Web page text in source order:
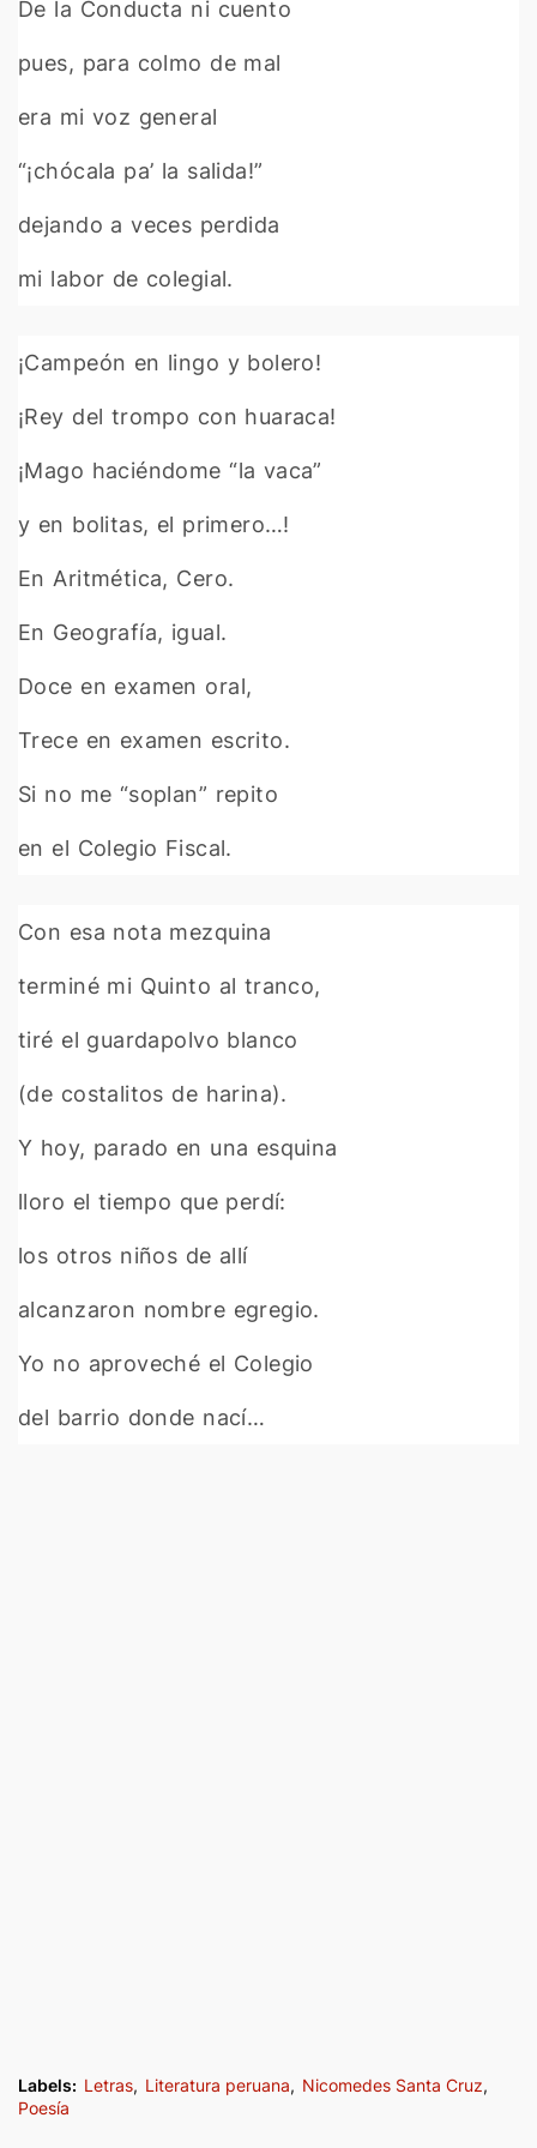
De la Conducta ni cuento
pues, para colmo de mal
era mi voz general
“¡chócala pa’ la salida!”
dejando a veces perdida
mi labor de colegial.
¡Campeón en lingo y bolero!
¡Rey del trompo con huaraca!
¡Mago haciéndome “la vaca”
y en bolitas, el primero…!
En Aritmética, Cero.
En Geografía, igual.
Doce en examen oral,
Trece en examen escrito.
Si no me “soplan” repito
en el Colegio Fiscal.
Con esa nota mezquina
terminé mi Quinto al tranco,
tiré el guardapolvo blanco
(de costalitos de harina).
Y hoy, parado en una esquina
lloro el tiempo que perdí:
los otros niños de allí
alcanzaron nombre egregio.
Yo no aproveché el Colegio
del barrio donde nací…
Labels: Letras Literatura peruana
Nicomedes Santa Cruz
Poesía